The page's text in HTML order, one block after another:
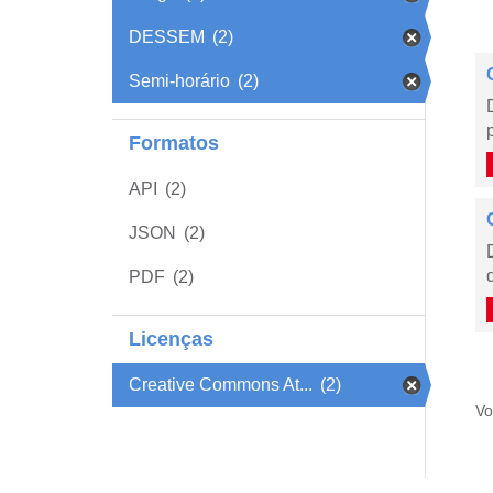
DESSEM (2)
Semi-horário (2)
Formatos
API (2)
JSON (2)
PDF (2)
Licenças
Creative Commons At... (2)